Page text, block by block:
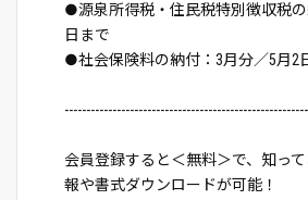
●源泉所得税・住民税特別徴収税
日まで
●社会保険料の納付：3月分／5月2
会員登録すると＜無料＞で、知っ
報や書式ダウンロードが可能！